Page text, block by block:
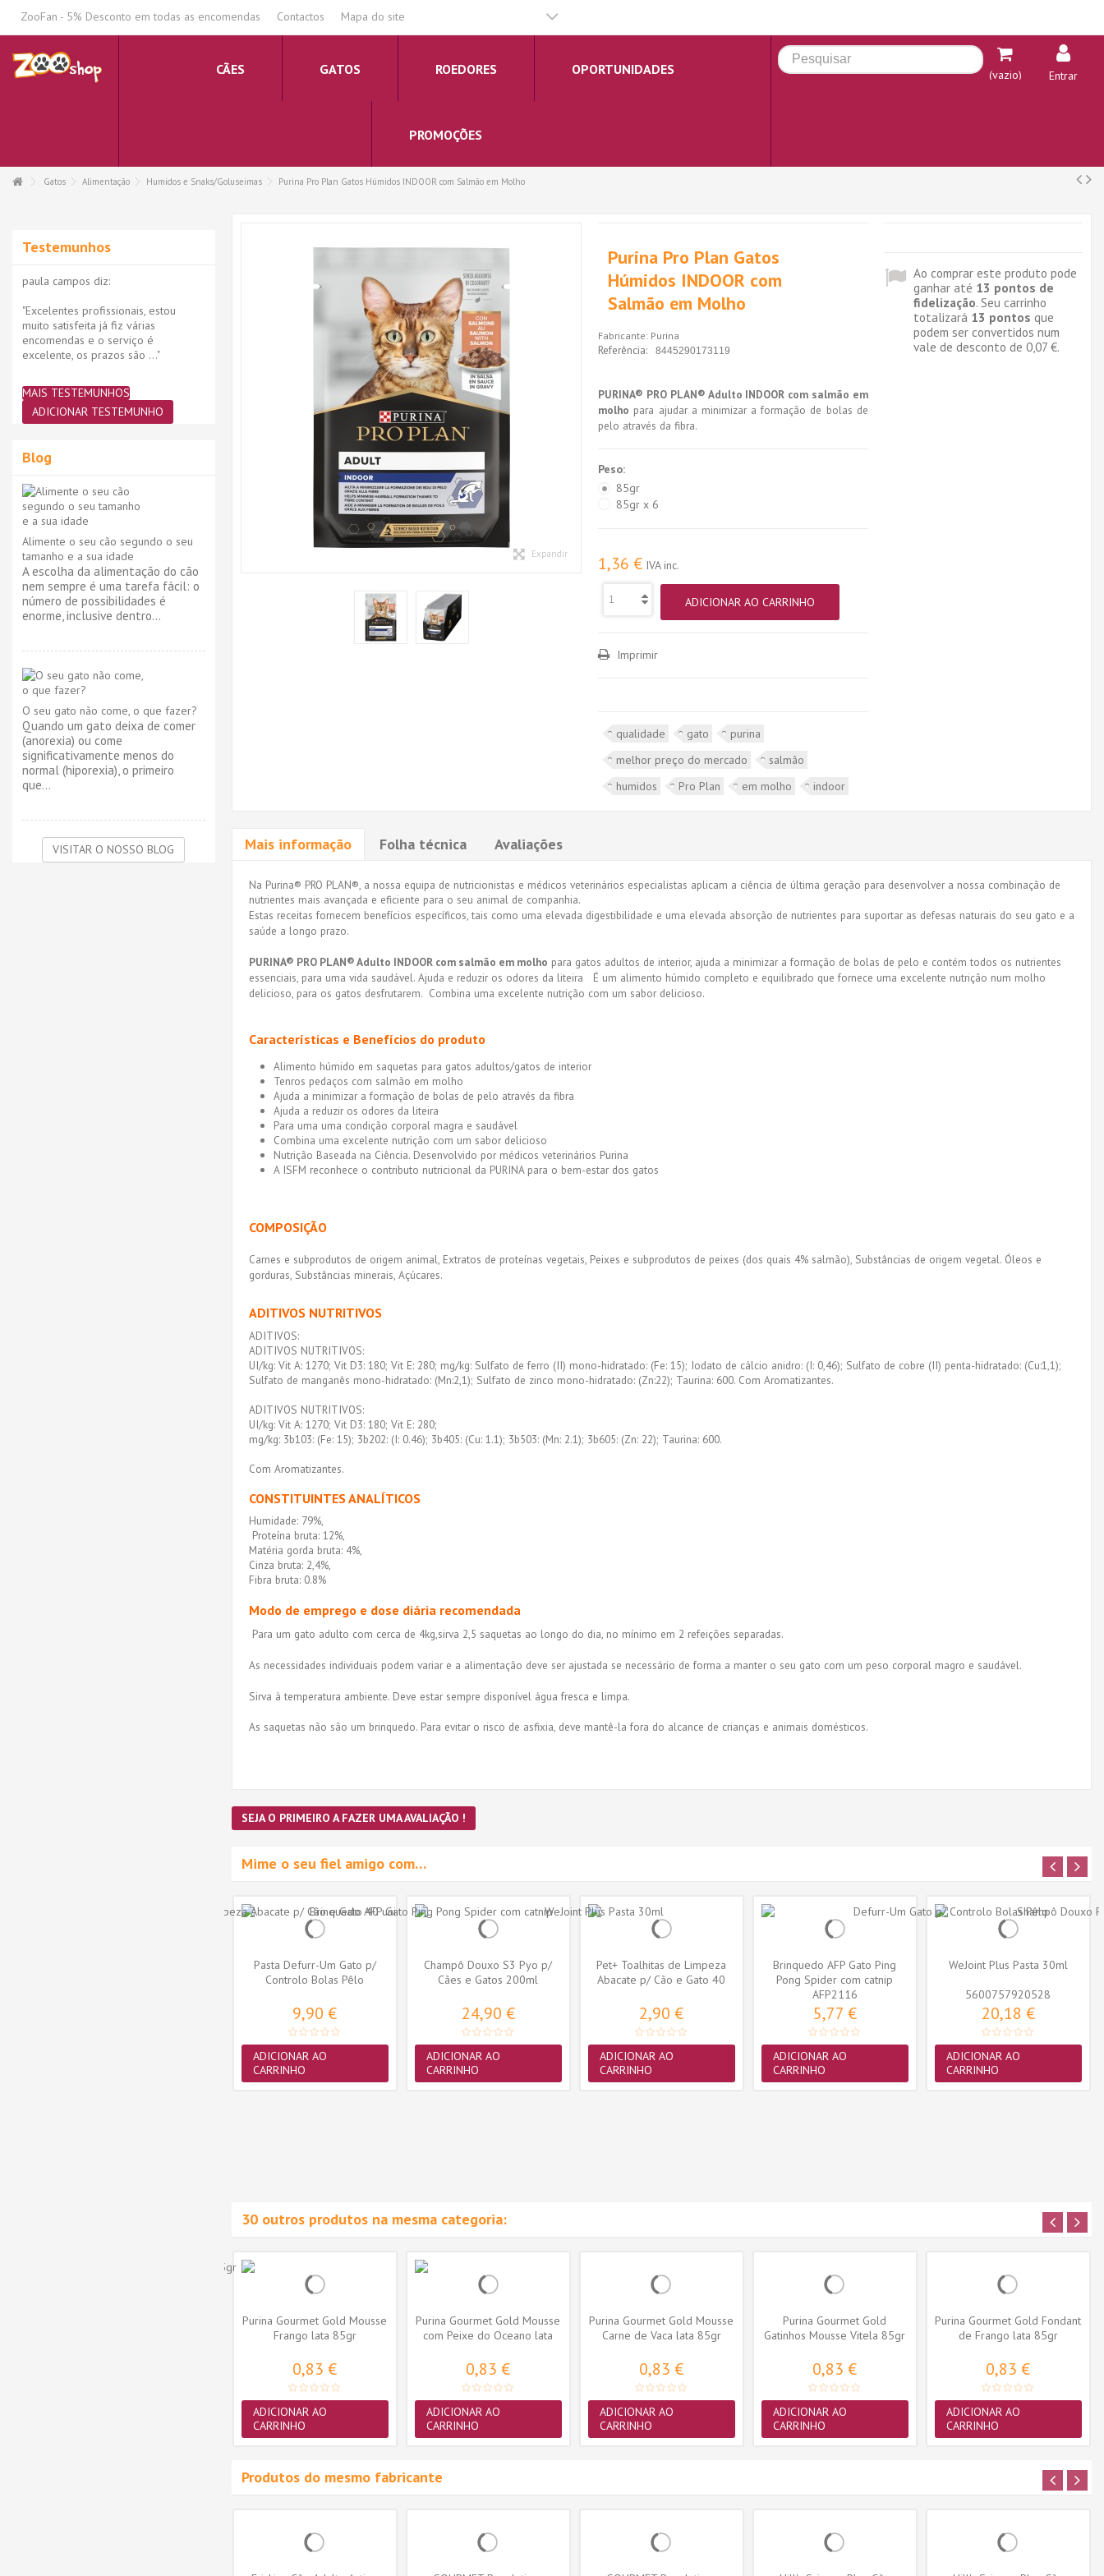
ZooFan - 5% Desconto em todas as encomendas Contactos Mapa do site
CÃES GATOS ROEDORES OPORTUNIDADES
PROMOÇÕES
(vazio) Entrar
Gatos Alimentação Humidos e Snaks/Goluseimas Purina Pro Plan Gatos Húmidos INDOOR com Salmão em Molho
Expandir
Purina Pro Plan Gatos
Húmidos INDOOR com
Salmão em Molho
Fabricante: Purina
Referência: 8445290173119
PURINA® PRO PLAN® Adulto INDOOR com salmão em
molho para ajudar a minimizar a formação de bolas de
pelo através da fibra.
Peso:
85gr
85gr x 6
1,36 € IVA inc.
ADICIONAR AO CARRINHO
Imprimir
qualidade gato
purina
melhor preço do mercado
salmão
humidos
Pro Plan em molho indoor
Ao comprar este produto pode
ganhar até 13 pontos de
fidelização. Seu carrinho
totalizará 13 pontos que
podem ser convertidos num
vale de desconto de 0,07 €.
Mais informação Folha técnica Avaliações
Na Purina® PRO PLAN®, a nossa equipa de nutricionistas e médicos veterinários especialistas aplicam a ciência de última geração para desenvolver a nossa combinação de
nutrientes mais avançada e eficiente para o seu animal de companhia.
Estas receitas fornecem benefícios específicos, tais como uma elevada digestibilidade e uma elevada absorção de nutrientes para suportar as defesas naturais do seu gato e a
saúde a longo prazo.
PURINA® PRO PLAN® Adulto INDOOR com salmão em molho para gatos adultos de interior, ajuda a minimizar a formação de bolas de pelo e contém todos os nutrientes
essenciais, para uma vida saudável. Ajuda e reduzir os odores da liteira É um alimento húmido completo e equilibrado que fornece uma excelente nutrição num molho
delicioso, para os gatos desfrutarem. Combina uma excelente nutrição com um sabor delicioso.
Características e Benefícios do produto
Alimento húmido em saquetas para gatos adultos/gatos de interior
Tenros pedaços com salmão em molho
Ajuda a minimizar a formação de bolas de pelo através da fibra
Ajuda a reduzir os odores da liteira
Para uma uma condição corporal magra e saudável
Combina uma excelente nutrição com um sabor delicioso
Nutrição Baseada na Ciência. Desenvolvido por médicos veterinários Purina
A ISFM reconhece o contributo nutricional da PURINA para o bem-estar dos gatos
COMPOSIÇÃO
Carnes e subprodutos de origem animal, Extratos de proteínas vegetais, Peixes e subprodutos de peixes (dos quais 4% salmão), Substâncias de origem vegetal. Óleos e
gorduras, Substâncias minerais, Açúcares.
ADITIVOS NUTRITIVOS
ADITIVOS:
ADITIVOS NUTRITIVOS:
UI/kg: Vit A: 1270; Vit D3: 180; Vit E: 280; mg/kg: Sulfato de ferro (II) mono-hidratado: (Fe: 15); Iodato de cálcio anidro: (I: 0,46); Sulfato de cobre (II) penta-hidratado: (Cu:1,1);
Sulfato de manganês mono-hidratado: (Mn:2,1); Sulfato de zinco mono-hidratado: (Zn:22); Taurina: 600. Com Aromatizantes.
ADITIVOS NUTRITIVOS:
UI/kg: Vit A: 1270; Vit D3: 180; Vit E: 280;
mg/kg: 3b103: (Fe: 15); 3b202: (I: 0.46); 3b405: (Cu: 1.1); 3b503: (Mn: 2.1); 3b605: (Zn: 22); Taurina: 600.
Com Aromatizantes.
CONSTITUINTES ANALÍTICOS
Humidade: 79%,
Proteína bruta: 12%,
Matéria gorda bruta: 4%,
Cinza bruta: 2,4%,
Fibra bruta: 0.8%
Modo de emprego e dose diária recomendada
Para um gato adulto com cerca de 4kg,sirva 2,5 saquetas ao longo do dia, no mínimo em 2 refeições separadas.
As necessidades individuais podem variar e a alimentação deve ser ajustada se necessário de forma a manter o seu gato com um peso corporal magro e saudável.
Sirva à temperatura ambiente. Deve estar sempre disponível água fresca e limpa.
As saquetas não são um brinquedo. Para evitar o risco de asfixia, deve mantê-la fora do alcance de crianças e animais domésticos.
SEJA O PRIMEIRO A FAZER UMA AVALIAÇÃO !
Mime o seu fiel amigo com…
Pasta Defurr-Um Gato p/
Controlo Bolas Pêlo
9,90 €
ADICIONAR AO
CARRINHO
Champô Douxo S3 Pyo p/
Cães e Gatos 200ml
24,90 €
ADICIONAR AO
CARRINHO
Pet+ Toalhitas de Limpeza
Abacate p/ Cão e Gato 40
2,90 €
ADICIONAR AO
CARRINHO
Brinquedo AFP Gato Ping
Pong Spider com catnip
AFP2116
5,77 €
ADICIONAR AO
CARRINHO
WeJoint Plus Pasta 30ml
5600757920528
20,18 €
ADICIONAR AO
CARRINHO
30 outros produtos na mesma categoria:
Purina Gourmet Gold Mousse
Frango lata 85gr
0,83 €
ADICIONAR AO
CARRINHO
Purina Gourmet Gold Mousse
com Peixe do Oceano lata
0,83 €
ADICIONAR AO
CARRINHO
Purina Gourmet Gold Mousse
Carne de Vaca lata 85gr
0,83 €
ADICIONAR AO
CARRINHO
Purina Gourmet Gold
Gatinhos Mousse Vitela 85gr
0,83 €
ADICIONAR AO
CARRINHO
Purina Gourmet Gold Fondant
de Frango lata 85gr
0,83 €
ADICIONAR AO
CARRINHO
Produtos do mesmo fabricante
Testemunhos
paula campos diz:
"Excelentes profissionais, estou
muito satisfeita já fiz várias
encomendas e o serviço é
excelente, os prazos são ..."
MAIS TESTEMUNHOS
ADICIONAR TESTEMUNHO
Blog
Alimente o seu cão segundo o seu
tamanho e a sua idade
A escolha da alimentação do cão
nem sempre é uma tarefa fácil: o
número de possibilidades é
enorme, inclusive dentro...
O seu gato não come, o que fazer?
Quando um gato deixa de comer
(anorexia) ou come
significativamente menos do
normal (hiporexia), o primeiro
que...
VISITAR O NOSSO BLOG